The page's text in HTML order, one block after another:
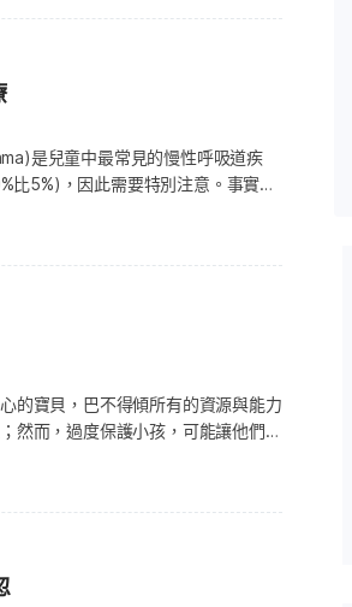
不
腹部與
長怎
都可
常
還會
子都
飯後甜點當獎勵，會增加孩子對甜食
得更難與孩子溝通。您可以一週選擇
們愛吃的菜，這樣會養成他們挑食的
從桌上現有的菜色來選擇，久而久
的菜色。 6. 讓孩子動手做料理 讓孩
間與孩子一起做菜。也可以和孩子一
菜水果，可幫助孩子們了解蔬果的生
自己無法以身作則，也很難讓孩子
，但僅是少數幾種不敢吃，也請不必
以上方法也都無法改善時，建議您尋
醫療建議、診斷或治療。
的種類繁多，有哪些是較常發生在兒
陷，胎兒期間心臟不正常發育，導
有8個會帶著有先天缺陷的心臟出
重症）是最常見的發紺型先天性心
成血管壁硬化、血管狹窄，提高了血
童定期測量血壓及膽固醇，改善飲食
）是心臟電流傳導失常的現
心臟血液輸送。典型的心律不整症狀
常傳導，常引起心室肌提前運動，心
兒童會長期感到
是兒童中最常見的慢性呼吸道疾
比5%)，因此需要特別注意。事實
的兒童，治療的效果也因此無可避
一種慢性發炎的呼吸道疾病，發炎
道(主要指支氣管)暴露在這些刺激物
，完全不具傳染性。 如何得知孩子
注意： 劇烈咳嗽 嚴重胸
兒童可能會反覆咳嗽(特別是晚上)、
時 當想努力做
斷中比較少見。事實上，氣喘兒童只
善的治療。如果孩子小於2歲，加上
或過敏病史，也應該想到孩子可能
的寶貝，巴不得傾所有的資源與能力
然而，過度保護小孩，可能讓他們在
。長期倚賴家人的小孩，無論謀職或
「媽寶」。因此，究竟有哪些重點要
育孩子時，父母或許想善用愛的教
長。因此，適度稱讚他們的良善，也
我們是人不是神，怎可能樣樣通，樣